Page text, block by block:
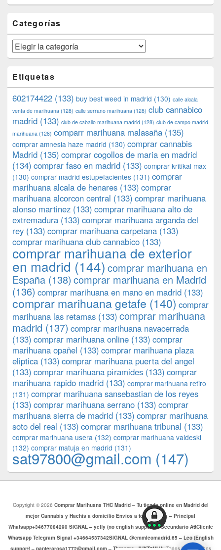
Categorías
Categorías
Etiquetas
602174422 (133) buy best weed in madrid (130) calle alcala
venta de marihuana (128) calle serrano marihuana (128) club cannabico
madrid (133) club de caballo marihuana madrid (128) club de campo madrid
marihuana (128) comparr marihuana malasaña (135)
comprar amnesia haze madrid (130) comprar cannabis
Madrid (135) comprar cogollos de maria en madrid
(134) comprar faso en madrid (133) comprar kritikal max
(130) comprar madrid estupefacientes (131) comprar
marihuana alcala de henares (133) comprar
marihuana alcorcon central (133) comprar marihuana
alonso martinez (133) comprar marihuana alto de
extremadura (133) comprar marihuana arganda del
rey (133) comprar marihuana carpetana (133)
comprar marihuana club cannabico (133)
comprar marihuana de exterior
en madrid (144) comprar marihuana en
España (138) comprar marihuana en Madrid
(136) comprar marihuana en mano en madrid (133)
comprar marihuana getafe (140) comprar
marihuana las retamas (133) comprar marihuana
madrid (137) comprar marihuana navacerrada
(133) comprar marihuana online (133) comprar
marihuana opañel (133) comprar marihuana plaza
eliptica (133) comprar marihuana puerta del angel
(133) comprar marihuana pìramides (133) comprar
marihuana rapido madrid (133) comprar marihuana retiro
(131) comprar marihuana sansebastian de los reyes
(133) comprar marihuana serrano (133) comprar
marihuana sierra de madrid (133) comprar marihuana
soto del real (133) comprar marihuana tribunal (133)
comprar marihuana usera (132) comprar marihuana valdeski
(132) comprar matuja en madrid (131)
sat97800@gmail.com (147)
Copyright © 2026 Comprar Marihuana THC Madrid – Tu tienda online en Madrid del
mejor Cannabis y Hachis a domicilio Envios a toda Europa – Principal
Whatsapp+34677084290 SIGNAL – yeffy (no english support) – Secundario AttCliente
Whatsapp Telegram Signal +34664537342SIGNAL @cmmleomadrid.65 – Leo (English